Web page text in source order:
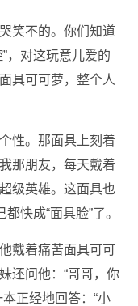
笑不的。你们知道
，对这玩意儿爱的
具可可萝，整个人
性。那面具上刻着
那朋友，每天戴着
级英雄。这面具也
快成“面具脸”了。
戴着痛苦面具可可
还问他：“哥哥，你
正经地回答：“小